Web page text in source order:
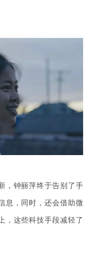
，钟丽萍终于告别了手
息，同时，还会借助微
，这些科技手段减轻了